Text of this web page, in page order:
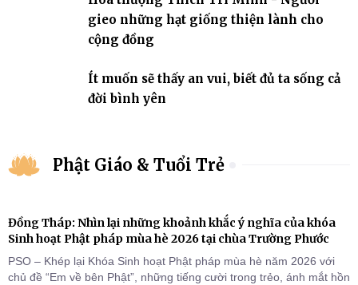
gieo những hạt giống thiện lành cho
cộng đồng
Ít muốn sẽ thấy an vui, biết đủ ta sống cả
đời bình yên
Phật Giáo & Tuổi Trẻ
Đồng Tháp: Nhìn lại những khoảnh khắc ý nghĩa của khóa
Sinh hoạt Phật pháp mùa hè 2026 tại chùa Trường Phước
PSO – Khép lại Khóa Sinh hoạt Phật pháp mùa hè năm 2026 với
chủ đề “Em về bên Phật”, những tiếng cười trong trẻo, ánh mắt hồn